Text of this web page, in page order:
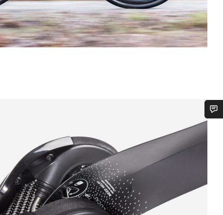
Våre eksperter på kundestøtte står klare til å svare på dine spørsmål.
Begynn chat
Lukk